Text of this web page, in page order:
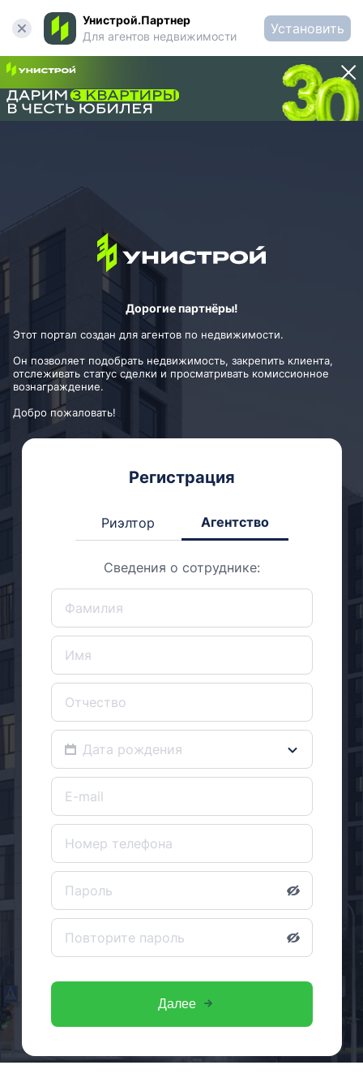
Унистрой.Партнер
Для агентов недвижимости
Установить
Дорогие партнёры!
Этот портал создан для агентов по недвижимости.
Он позволяет подобрать недвижимость, закрепить клиента,
отслеживать статус сделки и просматривать комиссионное
вознаграждение.
Добро пожаловать!
Регистрация
Риэлтор Агентство
Сведения о сотруднике:
Далее